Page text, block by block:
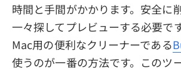
時間と手間がかかります。安全に
一々探してプレビューする必要で
Mac用の便利なクリーナーである
使うのが一番の方法です。このツ